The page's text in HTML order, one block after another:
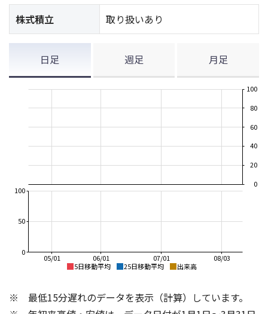
株式積立 取り扱いあり
日足 週足 月足
5日移動平均 25日移動平均 出来高
08/03
07/01
06/01
05/01
0
20
40
60
80
100
0
50
100
2,990
2,800
最低15分遅れのデータを表示（計算）しています。